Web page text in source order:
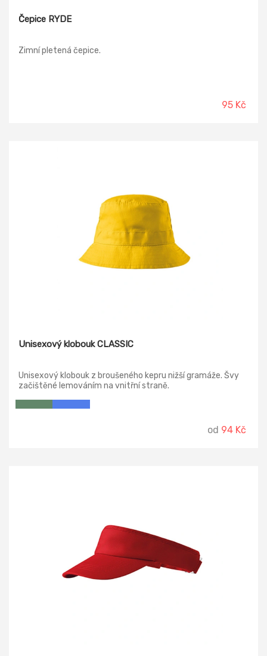
Čepice RYDE
Zimní pletená čepice.
95 Kč
Unisexový klobouk CLASSIC
Unisexový klobouk z broušeného kepru nižší gramáže. Švy
začištěné lemováním na vnitřní straně.
od 94 Kč